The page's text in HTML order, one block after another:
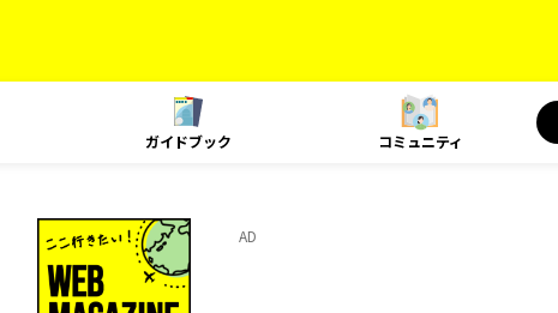
ガイドブック コミュニティ
AD